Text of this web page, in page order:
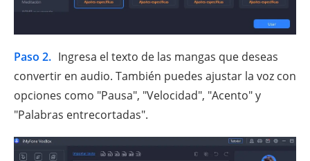
Paso 2. Ingresa el texto de las mangas que deseas
convertir en audio. También puedes ajustar la voz con
opciones como "Pausa", "Velocidad", "Acento" y
"Palabras entrecortadas".